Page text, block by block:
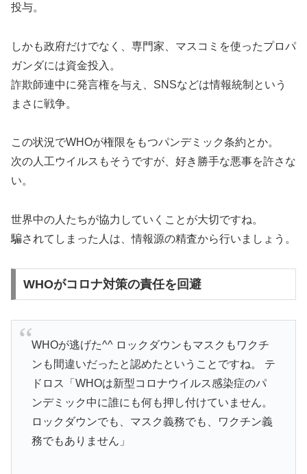
投与。
しかも政府だけでなく、専門家、マスコミを使ったプロパ
ガンダには資金投入。
詐欺師連中に発言権を与え、SNSなどは情報統制という
まさに戦争。
この状況でWHOが権限をもつパンデミック条約とか。
次の人工ウイルスもそうですが、好き勝手な悪事を許さな
い。
世界中の人たちが協力していくことが大切ですね。
騙されてしまった人は、情報源の精査から行いましょう。
WHOがコロナ対策の責任を回避
WHOが逃げた^^ ロックダウンもマスクもワクチ
ンも間違いだったと認めたということですね。 テ
ドロス「WHOは新型コロナウイルス感染症のパ
ンデミック中に誰にも何も押し付けていません。
ロックダウンでも、マスク義務でも、ワクチン義
務でもありません」